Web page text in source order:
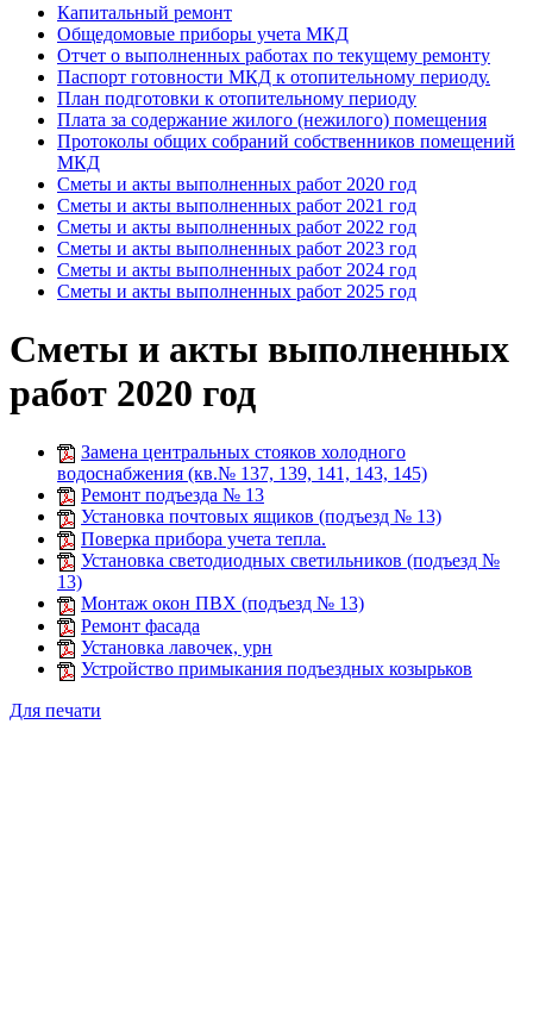
Капитальный ремонт
Общедомовые приборы учета МКД
Отчет о выполненных работах по текущему ремонту
Паспорт готовности МКД к отопительному периоду.
План подготовки к отопительному периоду
Плата за содержание жилого (нежилого) помещения
Протоколы общих собраний собственников помещений
МКД
Сметы и акты выполненных работ 2020 год
Сметы и акты выполненных работ 2021 год
Сметы и акты выполненных работ 2022 год
Сметы и акты выполненных работ 2023 год
Сметы и акты выполненных работ 2024 год
Сметы и акты выполненных работ 2025 год
Сметы и акты выполненных
работ 2020 год
Замена центральных стояков холодного
водоснабжения (кв.№ 137, 139, 141, 143, 145)
Ремонт подъезда № 13
Установка почтовых ящиков (подъезд № 13)
Поверка прибора учета тепла.
Установка светодиодных светильников (подъезд №
13)
Монтаж окон ПВХ (подъезд № 13)
Ремонт фасада
Установка лавочек, урн
Устройство примыкания подъездных козырьков
Для печати